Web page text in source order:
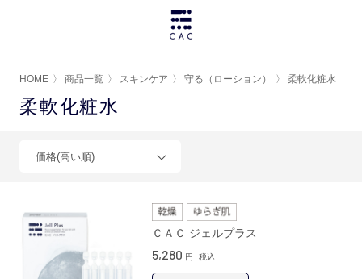
HOME 〉 商品一覧 〉 スキンケア 〉 守る（ローション） 〉 柔軟化粧水
柔軟化粧水
価格(高い順)
ＣＡＣ ジェルプラス
5,280 円 税込